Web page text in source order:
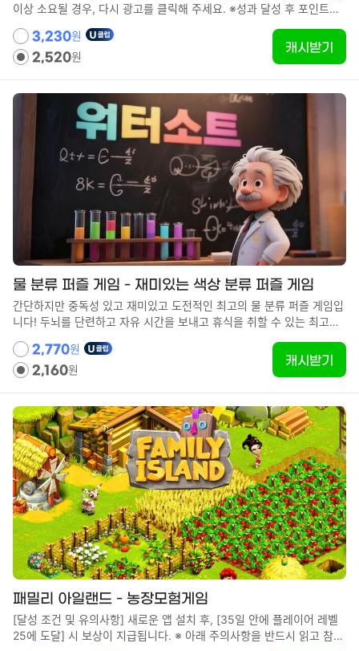
이상 소요될 경우, 다시 광고를 클릭해 주세요. ※성과 달성 후 포인트가
3,230원
2,520원
캐시받기
물 분류 퍼즐 게임 - 재미있는 색상 분류 퍼즐 게임
간단하지만 중독성 있고 재미있고 도전적인 최고의 물 분류 퍼즐 게임입
니다! 두뇌를 단련하고 자유 시간을 보내고 휴식을 취할 수 있는 최고의
도달 ※ 성과도달 소요시간: 신규 앱 설치 후 약 1일 이내(16시간 정도) ※
광고 클릭 후(당일을 1일로 계산)30일이내에 달성 ▼성과도달방법 1.신
성과 대상에서 제외됩니다. ※ 광고 클릭 후 (당일을 1일로 계산) 31일 이
상 경과하여 도달한 경우, 성과 대상에서 제외됩니다. ·공공 Wi-Fi를 사
용하여 설치한 경우 ·동일한 IP 주소에서 다른 기기로 설치하거나 성과
지점에 도달한 경우 ·설치 시 네트워크가 불안정한 경우 ·설치 중 다른 작
업을 한 경우 ·광고 차단 프로그램을 사용하는 경우 ·오프라인 상태에서
앱을 사용한 경우 ·에뮬레이터를 사용하여 참여한 경우 ·과거에 동일한
앱을 설치하거나 성과 지점에 도달한 적이 있는 경우 ·새로운 기기로 데
이터를 이전하여 성과 조건에 도달한 경우 또는 다른 기기로 데이터를
이전하여 성과 조건에 도달한 경우 ·성과 확인 자료가 부족하거나, 부정,
허위, 중복, 장난으로 신청한 경우 ·본 광고 이외의 경로로 앱을 설치한
경우 ·문의 시 해당 앱을 삭제했거나 성과 조건 달성 전에 앱을 삭제한 경
우 ·광고주가 정상적인 성과가 아니라고 판단한 경우 ·국외에서 접속하
정이 켜져 있는 경우, 성과 대상에서 제외됩니다. ·기기 제조사의 개인정
보 보호 설정에서 앱 추적이 제한된 경우, 성과 대상에서 제외됩니다. ·기
2,770원
2,160원
캐시받기
패밀리 아일랜드 - 농장모험게임
[달성 조건 및 유의사항] 새로운 앱 설치 후, [35일 안에 플레이어 레벨
25에 도달] 시 보상이 지급됩니다. ※ 아래 주의사항을 반드시 읽고 참여